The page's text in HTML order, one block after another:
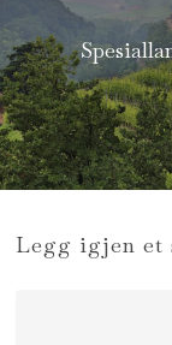
Legg igjen et